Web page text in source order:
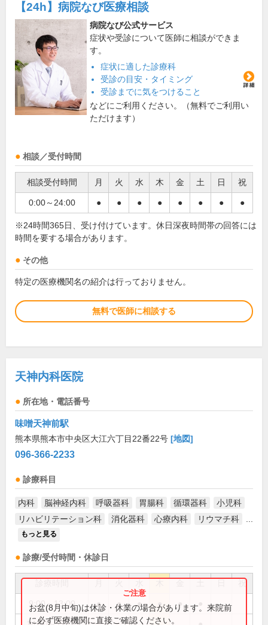
【24h】 病院なび医療相談
病院なび公式サービス
症状や受診について医師に相談ができま
す。
症状に適した診療科
受診の目安・タイミング
受診までに気をつけること
などにご利用ください。（無料でご利用い
ただけます）
相談／受付時間
相談受付時間 月 火 水 木 金 土 日 祝
0:00～24:00 ● ● ● ● ● ● ● ●
※24時間365日、受け付けています。休日深夜時間帯の回答には
時間を要する場合があります。
その他
特定の医療機関名の紹介は行っておりません。
無料で医師に相談する
天神内科医院
所在地・電話番号
味噌天神前駅
熊本県熊本市中央区大江六丁目22番22号 [地図]
096-366-2233
診療科目
内科 脳神経内科 呼吸器科 胃腸科 循環器科
小児科
リハビリテーション科
消化器科 心療内科 リウマチ科
もっと見る
診療/受付時間・休診日
祝
9:00～13:00 ● ● ● ● ●
お盆(8月中旬)は休診・休業の場合があります。来院前
に必ず医療機関に直接ご確認ください。